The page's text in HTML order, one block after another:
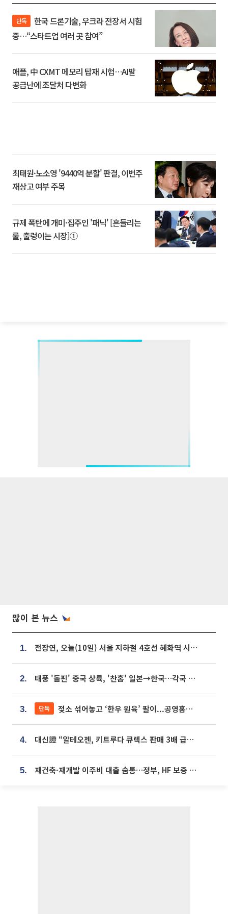
단독
중…“스타트업 여러 곳 참여”
애플, 中 CXMT 메모리 탑재 시험…AI발
공급난에 조달처 다변화
최태원·노소영 '9440억 분할' 판결, 이번주
재상고 여부 주목
규제 폭탄에 개미·집주인 '패닉' [흔들리는
룰, 출렁이는 시장]①
많이 본 뉴스
1. 전장연, 오늘(10일) 서울 지하철 4호선 혜화역 시위…1호선 용산역 무정차
2. 태풍 '돌핀' 중국 상륙, '찬홈' 일본→한국…각국 기상청 예상 경로는?
3. 단독 젖소 섞어놓고 ‘한우 원육’ 팔이...공영홈쇼핑 표기·검증 구멍
4. 대신證 “알테오젠, 키트루다 큐렉스 판매 3배 급증…목표가 41만원 상향”
5. 재건축·재개발 이주비 대출 숨통…정부, HF 보증 신설 추진